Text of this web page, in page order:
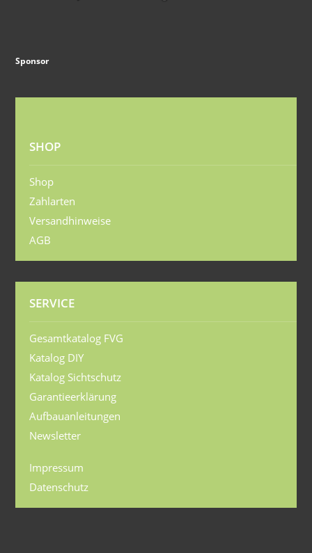
Sponsor
SHOP
Shop
Zahlarten
Versandhinweise
AGB
SERVICE
Gesamtkatalog FVG
Katalog DIY
Katalog Sichtschutz
Garantieerklärung
Aufbauanleitungen
Newsletter
Impressum
Datenschutz